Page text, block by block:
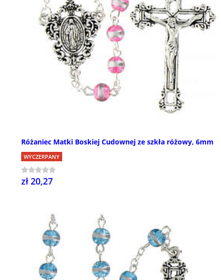
Różaniec Matki Boskiej Cudownej ze szkła różowy, 6mm
WYCZERPANY
zł 20,27